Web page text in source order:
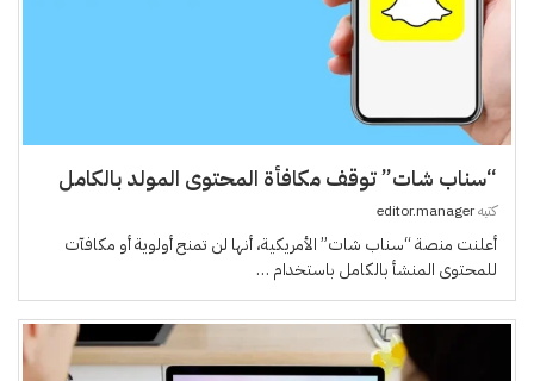
“سناب شات” توقف مكافأة المحتوى المولد بالكامل
كتبهeditor.manager
أعلنت منصة “سناب شات” الأمريكية، أنها لن تمنح أولوية أو مكافآت
للمحتوى المنشأ بالكامل باستخدام …